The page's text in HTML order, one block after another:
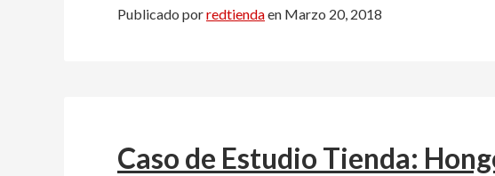
Publicado porredtiendaen Marzo 20, 2018
Caso de Estudio Tienda: